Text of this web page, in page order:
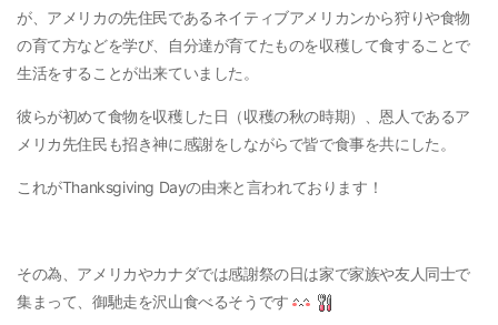
が、アメリカの先住民であるネイティブアメリカンから狩りや食物
の育て方などを学び、自分達が育てたものを収穫して食することで
生活をすることが出来ていました。
彼らが初めて食物を収穫した日（収穫の秋の時期）、恩人であるア
メリカ先住民も招き神に感謝をしながらで皆で食事を共にした。
これがThanksgiving Dayの由来と言われております！
その為、アメリカやカナダでは感謝祭の日は家で家族や友人同士で
集まって、御馳走を沢山食べるそうです